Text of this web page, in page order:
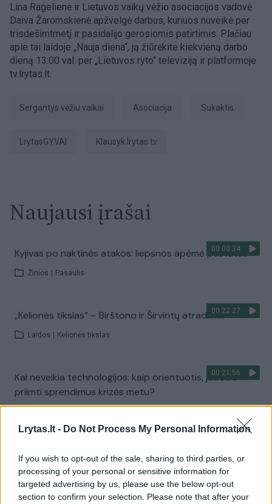
Lrytas.lt - Do Not Process My Personal Information
If you wish to opt-out of the sale, sharing to third parties, or
processing of your personal or sensitive information for
targeted advertising by us, please use the below opt-out
section to confirm your selection. Please note that after your
Lina Ragelienė ir Lietuvos vaikų vėžio asociacijos vadovė
Daiva Žaromskienė apžvelgė darbus, kuriuos nuveikė per
trisdešimtmetį ir pasidalijo gerosiomis patirtimis. Plačiau
apie tai laidoje „Nauja diena“, ją žiūrėkite kiekvieną darbo
dieną 13:00 val. per „Lietuvos ryto“ televiziją ir platformoje
tv.lrytas.lt.
sergantys vėžiu vaikai Asociacija sukaktis
LrytasGYVAI Klausyk lrytas.tv
Naujausi įrašai
00:00:34
Kyjivas po naktinės atakos: liepsnos apėmė pastatus
Žinios Pasaulis
00:22:27
„Kelionės tikslas“ – Birštono ir Širvintų atradimai
Laidos Kelionės tikslas
00:21:56
Kai neveikia technologijos: kaip orientuotis, judėti ir
priimti sprendimus krizės metu?
Nors teigė, kad šaudmenų pakankamai – Ukrainai
„Patriot“ D. Trumpas skirti nenori: raketų mes norime
Žinios Pasaulis